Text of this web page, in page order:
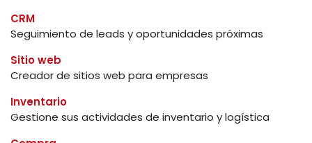
CRM
Seguimiento de leads y oportunidades próximas
Sitio web
Creador de sitios web para empresas
Inventario
Gestione sus actividades de inventario y logística